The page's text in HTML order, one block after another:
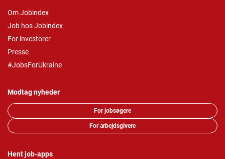
Om Jobindex
Job hos Jobindex
For investorer
Presse
#JobsForUkraine
Modtag nyheder
For jobsøgere
For arbejdsgivere
Hent job-apps